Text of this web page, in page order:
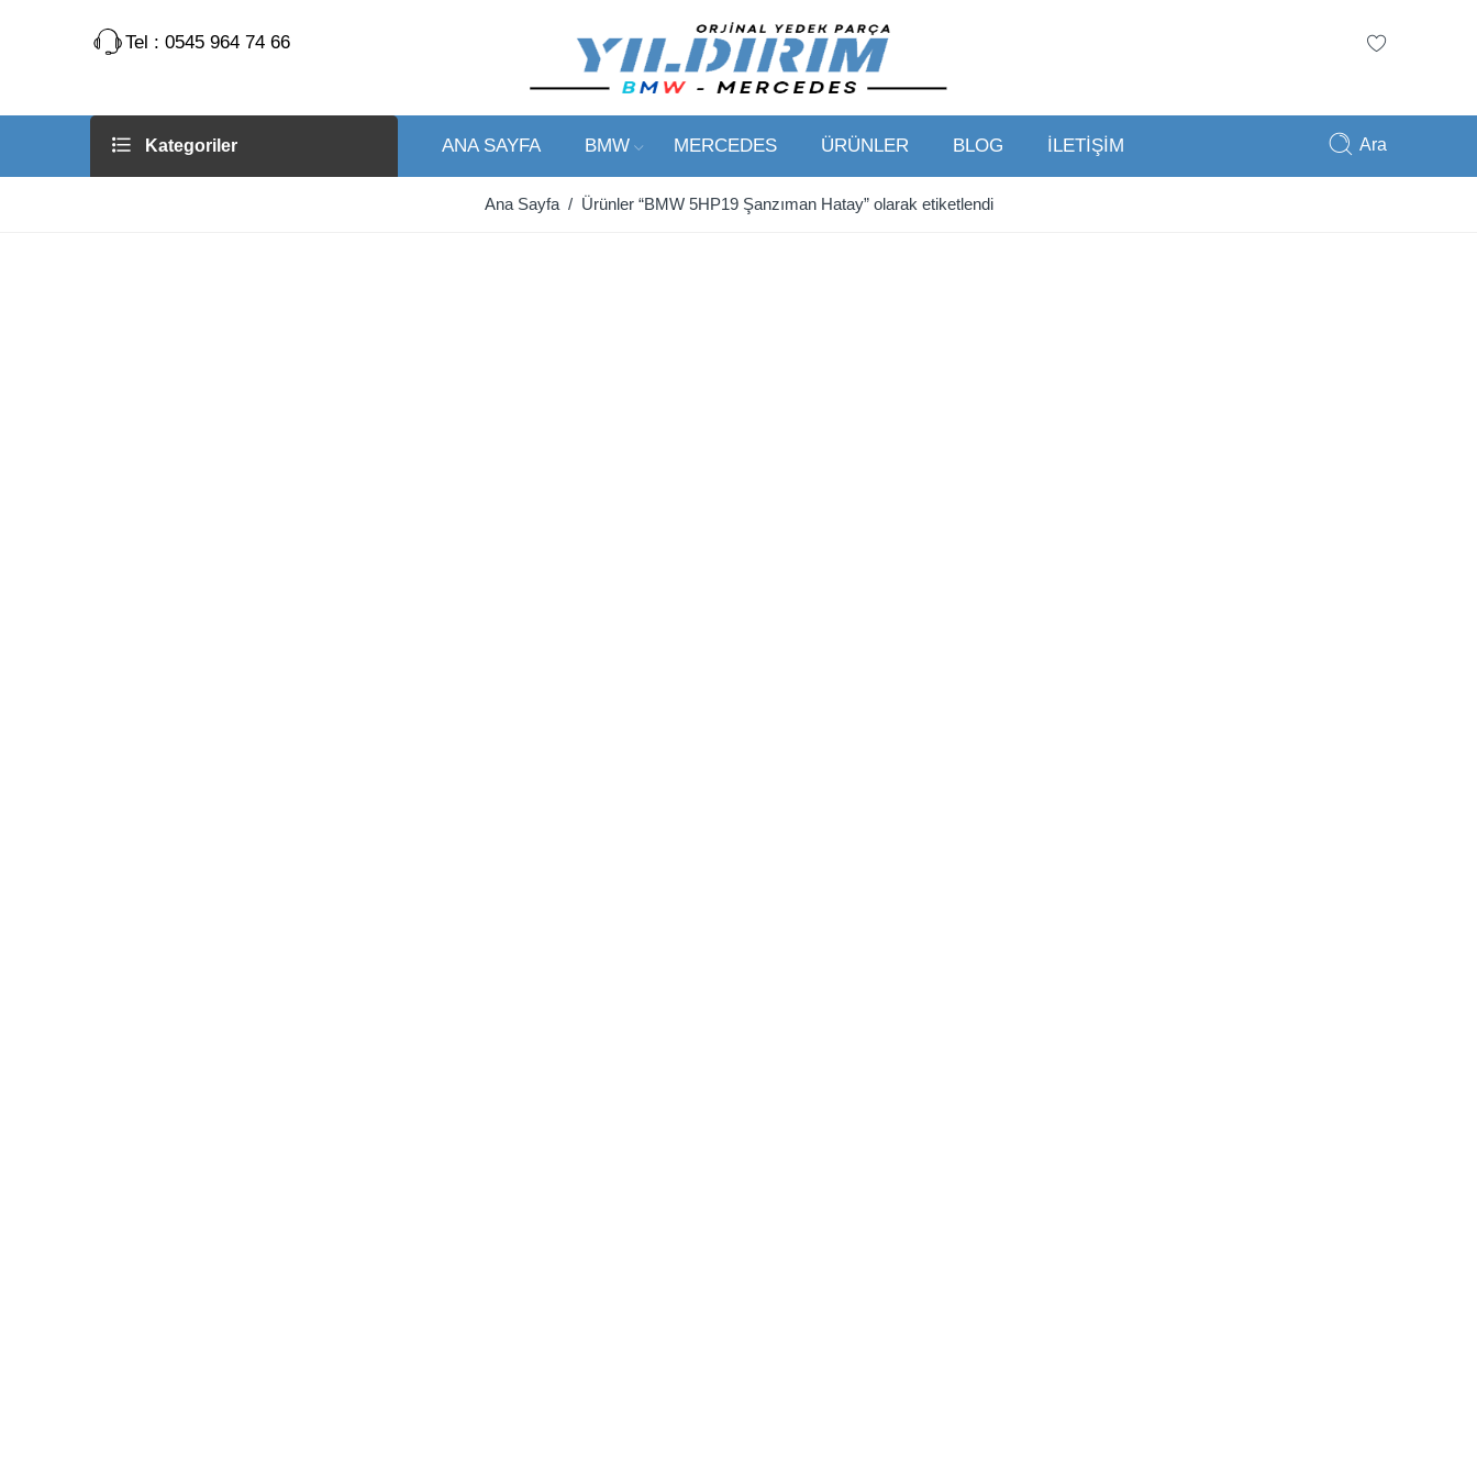
Tel : 0545 964 74 66
Kategoriler ANA SAYFA BMW MERCEDES ÜRÜNLER BLOG İLETİŞİM Ara
Ana Sayfa/ Ürünler “BMW 5HP19 Şanzıman Hatay” olarak etiketlendi